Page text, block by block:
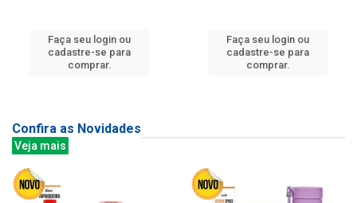
Faça seu login ou
cadastre-se para
comprar.
Faça seu login ou
cadastre-se para
comprar.
Confira as Novidades
Veja mais